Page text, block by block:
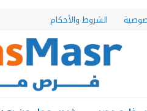
الشروط والأحكام